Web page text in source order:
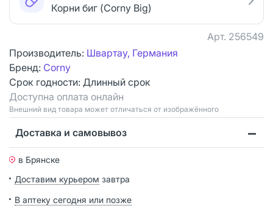
Корни биг (Corny Big)
Арт. 256549
Производитель: Швартау, Германия
Бренд: Corny
Срок годности: Длинный срок
Доступна оплата онлайн
Bнешний вид товара может отличаться от изображённого
Доставка и самовывоз
в Брянске
Доставим курьером завтра
В аптеку сегодня или позже